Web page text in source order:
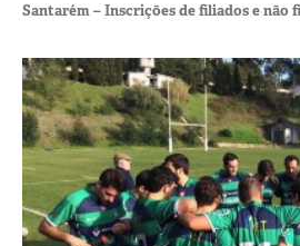
Santarém – Inscrições de filiados e não